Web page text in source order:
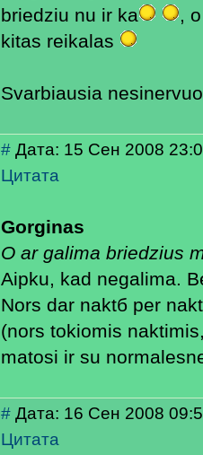
briedziu nu ir ka
,
kitas reikalas
Svarbiausia
# Дата: 15 Сен 2008
Цитата
Gorginas
O ar galima briedzius
Aiрku, kad negalima.
Nors dar naktб per
(nors tokiomis
matosi ir su
# Дата: 16 Сен 2008
Цитата